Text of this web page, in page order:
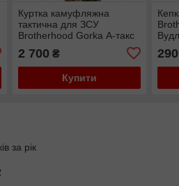
Куртка камуфляжна
тактична для ЗСУ
Brotherhood Gorka А-такс
2 700 ₴
Купити
290
за рік